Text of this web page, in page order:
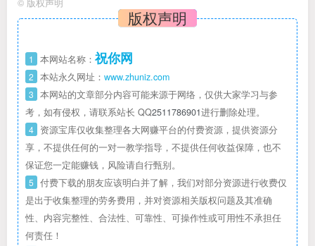
© 版权声明
版权声明
1 本网站名称： 祝你网
2 本站永久网址： www.zhuniz.com
3 本网站的文章部分内容可能来源于网络，仅供大家学习与参
考，如有侵权，请联系站长 QQ2511786901进行删除处理。
4 资源宝库仅收集整理各大网赚平台的付费资源，提供资源分
享，不提供任何的一对一教学指导，不提供任何收益保障，也不
保证您一定能赚钱，风险请自行甄别。
5 付费下载的朋友应该明白并了解，我们对部分资源进行收费仅
是出于收集整理的劳务费用，并对资源相关版权问题及其准确
性、内容完整性、合法性、可靠性、可操作性或可用性不承担任
何责任！